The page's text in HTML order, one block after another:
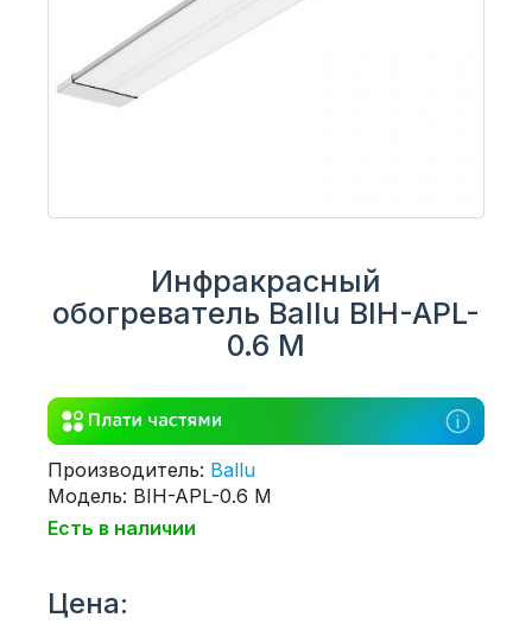
Инфракрасный
обогреватель Ballu BIH-APL-
0.6 M
Производитель: Ballu
Модель: BIH-APL-0.6 M
Есть в наличии
Цена: